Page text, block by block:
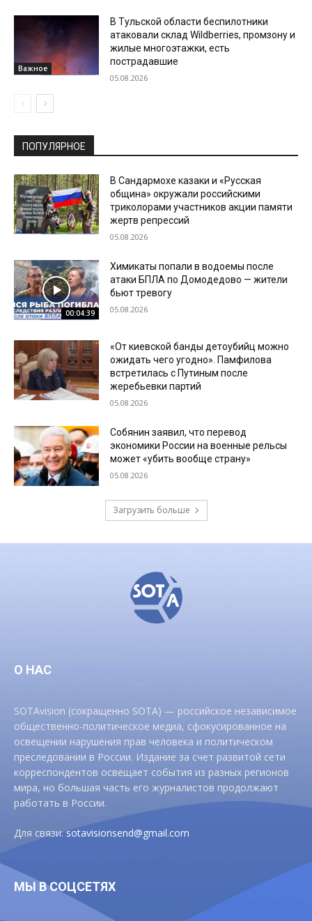
Важное
В Тульской области беспилотники
атаковали склад Wildberries, промзону и
жилые многоэтажки, есть
пострадавшие
05.08.2026
ПОПУЛЯРНОЕ
В Сандармохе казаки и «Русская
община» окружали российскими
триколорами участников акции памяти
жертв репрессий
05.08.2026
00:04:39
Химикаты попали в водоемы после
атаки БПЛА по Домодедово — жители
бьют тревогу
05.08.2026
«От киевской банды детоубийц можно
ожидать чего угодно». Памфилова
встретилась с Путиным после
жеребьевки партий
05.08.2026
Собянин заявил, что перевод
экономики России на военные рельсы
может «убить вообще страну»
05.08.2026
Загрузить больше
О НАС
SOTAvision (сокращенно SOTA) — российское независимое
общественно-политическое медиа, сфокусированное на
освещении нарушения прав человека и политическом
преследовании в России. Издание за счет развитой сети
корреспондентов освещает события из разных регионов
мира, но большая часть его журналистов продолжают
работать в России.
Для связи:sotavisionsend@gmail.com
МЫ В СОЦСЕТЯХ